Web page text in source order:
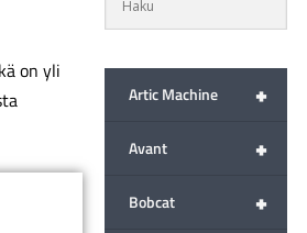
on yli
+
Artic Machine
+
Avant
+
Bobcat